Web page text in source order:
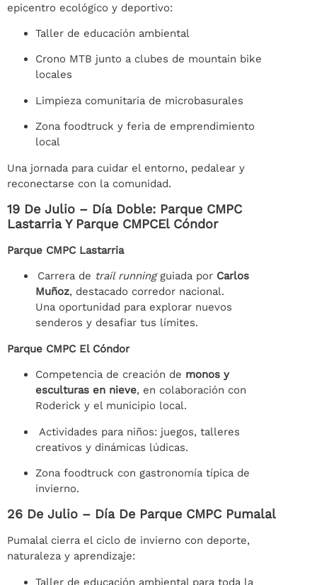
epicentro ecológico y deportivo:
Taller de educación ambiental
Crono MTB junto a clubes de mountain bike
locales
Limpieza comunitaria de microbasurales
Zona foodtruck y feria de emprendimiento
local
Una jornada para cuidar el entorno, pedalear y
reconectarse con la comunidad.
19 De Julio – Día Doble: Parque CMPC
Lastarria Y Parque CMPCEl Cóndor
Parque CMPC Lastarria
Carrera de trail runningguiada por Carlos
Muñoz, destacado corredor nacional.
Una oportunidad para explorar nuevos
senderos y desafiar tus límites.
Parque CMPC El Cóndor
Competencia de creación de monos y
esculturas en nieve, en colaboración con
Roderick y el municipio local.
Actividades para niños: juegos, talleres
creativos y dinámicas lúdicas.
Zona foodtruck con gastronomía típica de
invierno.
26 De Julio – Día De Parque CMPC Pumalal
Pumalal cierra el ciclo de invierno con deporte,
naturaleza y aprendizaje:
Taller de educación ambiental para toda la